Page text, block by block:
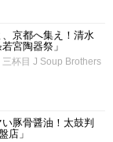
、京都へ集え！清水
宮陶器祭」
三杯目 J Soup Brothers
豚骨醤油！太鼓判
店」